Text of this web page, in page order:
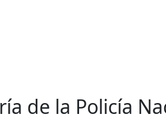
de la Policía